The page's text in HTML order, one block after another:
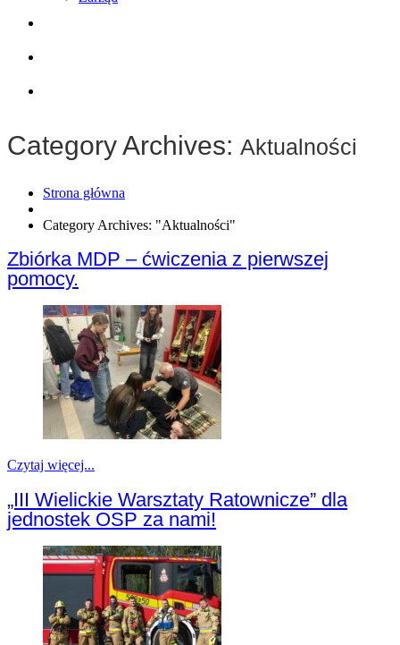
Category Archives: Aktualności
Strona główna
Category Archives: "Aktualności"
Zbiórka MDP – ćwiczenia z pierwszej
pomocy.
Czytaj więcej...
„III Wielickie Warsztaty Ratownicze” dla
jednostek OSP za nami!